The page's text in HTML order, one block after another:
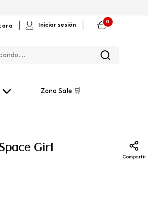
Iniciar sesión
0
Zona Sale 🛒
Girl
Compartir